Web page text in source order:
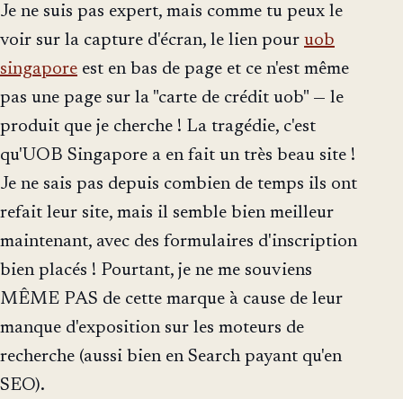
Je ne suis pas expert, mais comme tu peux le
voir sur la capture d'écran, le lien pour uob
singapore est en bas de page et ce n'est même
pas une page sur la "carte de crédit uob" — le
produit que je cherche ! La tragédie, c'est
qu'UOB Singapore a en fait un très beau site !
Je ne sais pas depuis combien de temps ils ont
refait leur site, mais il semble bien meilleur
maintenant, avec des formulaires d'inscription
bien placés ! Pourtant, je ne me souviens
MÊME PAS de cette marque à cause de leur
manque d'exposition sur les moteurs de
recherche (aussi bien en Search payant qu'en
SEO).